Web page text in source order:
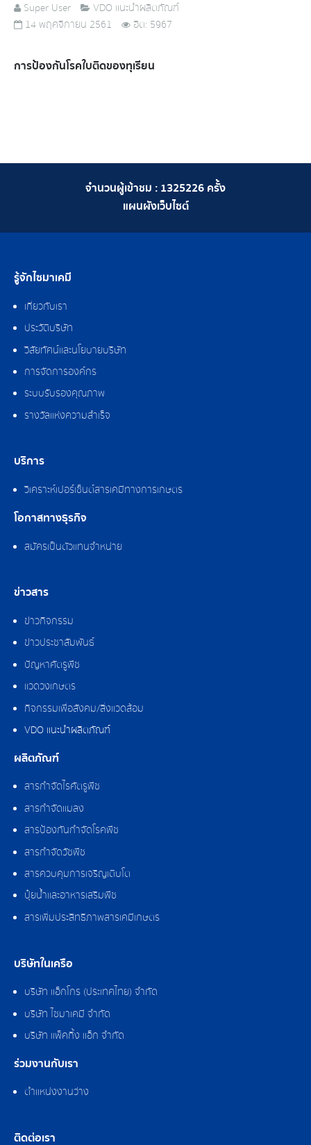
Super User
VDO แนะนำผลิตภัณฑ์
14 พฤศจิกายน 2561
ฮิต: 5967
การป้องกันโรคใบติดของทุเรียน
จำนวนผู้เข้าชม : 1325226 ครั้ง
แผนผังเว็บไซต์
รู้จักไซมาเคมี
เกี่ยวกับเรา
ประวัติบริษัท
วิสัยทัศน์และนโยบายบริษัท
การจัดการองค์กร
ระบบรับรองคุณภาพ
รางวัลแห่งความสำเร็จ
บริการ
วิเคราะห์เปอร์เซ็นต์สารเคมีทางการเกษตร
โอกาสทางธุรกิจ
สมัครเป็นตัวแทนจำหน่าย
ข่าวสาร
ข่าวกิจกรรม
ข่าวประชาสัมพันธ์
ปัญหาศัตรูพืช
แวดวงเกษตร
กิจกรรมเพื่อสังคม/สิ่งแวดล้อม
VDO แนะนำผลิตภัณฑ์
ผลิตภัณฑ์
สารกำจัดไรศัตรูพืช
สารกำจัดแมลง
สารป้องกันกำจัดโรคพืช
สารกำจัดวัชพืช
สารควบคุมการเจริญเติบโต
ปุ๋ยน้ำและอาหารเสริมพืช
สารเพิ่มประสิทธิภาพสารเคมีเกษตร
บริษัทในเครือ
บริษัท แอ็กโกร (ประเทศไทย) จำกัด
บริษัท ไซมาเคมี จำกัด
บริษัท แพ็คกิ้ง แอ็ก จำกัด
ร่วมงานกับเรา
ตำแหน่งงานว่าง
ติดต่อเรา